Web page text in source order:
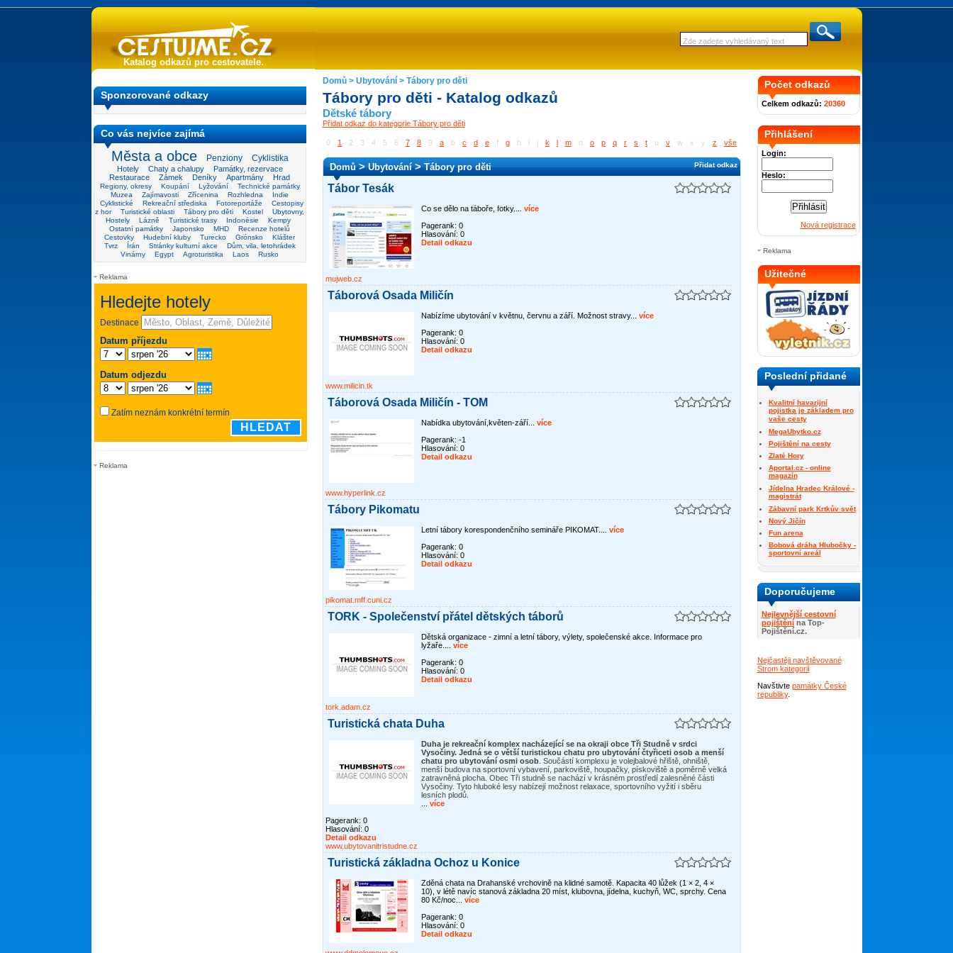
Katalog odkazů pro cestovatele.
Sponzorované odkazy
Co vás nejvíce zajímá
Města a obce Penziony Cyklistika
Hotely Chaty a chalupy
Památky, rezervace
Restaurace
Zámek Deníky Apartmány Hrad
Regiony, okresy Koupání Lyžování
Technické památky
Muzea
Zajímavosti Zřícenina Rozhledna
Indie
Cyklistické
Rekreační střediska Fotoreportáže
Cestopisy
z hor
Turistické oblasti Tábory pro děti Kostel
Ubytovny,
Hostely
Lázně Turistické trasy Indonésie
Kempy
Ostatní památky
Japonsko MHD
Recenze hotelů
Cestovky
Hudební kluby Turecko Grónsko
Klášter
Tvrz
Írán Stránky kulturní akce
Dům, vila, letohrádek
Vinárny
Egypt Agroturistika Laos Rusko
Reklama
Reklama
Domů> Ubytování> Tábory pro děti
Tábory pro děti - Katalog odkazů
Dětské tábory
Přidat odkaz do kategorie Tábory pro děti
0 1 2 3 4 5 6 7 8 9 a b c d e f g h i j k l m n o p q r s t u v w x y z vše
Přidat odkaz
Domů>Ubytování>Tábory pro děti
Tábor Tesák
Co se dělo na táboře, fotky....
více
Pagerank: 0
Hlasování: 0
Detail odkazu
mujweb.cz
Táborová Osada Miličín
Nabízíme ubytování v květnu, červnu a září. Možnost stravy...
více
Pagerank: 0
Hlasování: 0
Detail odkazu
www.milicin.tk
Táborová Osada Miličín - TOM
Nabídka ubytování,květen-září...
více
Pagerank: -1
Hlasování: 0
Detail odkazu
www.hyperlink.cz
Tábory Pikomatu
Letní tábory korespondenčního semináře PIKOMAT....
více
Pagerank: 0
Hlasování: 0
Detail odkazu
pikomat.mff.cuni.cz
TORK - Společenství přátel dětských táborů
Dětská organizace - zimní a letní tábory, výlety, společenské akce. Informace pro
lyžaře....
více
Pagerank: 0
Hlasování: 0
Detail odkazu
tork.adam.cz
Turistická chata Duha
Duha je rekreační komplex nacházející se na okraji obce Tři Studně v srdci
Vysočiny. Jedná se o větší turistickou chatu pro ubytování čtyřiceti osob a menší
chatu pro ubytování osmi osob. Součástí komplexu je volejbalové hřiště, ohniště,
menší budova na sportovní vybavení, parkoviště, houpačky, pískoviště a poměrně velká
zatravněná plocha. Obec Tři studně se nachází v krásném prostředí zalesněné části
Vysočiny. Tyto hluboké lesy nabízejí možnost relaxace, sportovního vyžití i sběru
lesních plodů.
více
Pagerank: 0
Hlasování: 0
Detail odkazu
www.ubytovanitristudne.cz
Turistická základna Ochoz u Konice
Zděná chata na Drahanské vrchovině na klidné samotě. Kapacita 40 lůžek (1 × 2, 4 ×
10), v létě navíc stanová základna 20 míst, klubovna, jídelna, kuchyň, WC, sprchy. Cena
80 Kč/noc...
více
Pagerank: 0
Hlasování: 0
Detail odkazu
Počet odkazů
Celkem odkazů: 20360
Přihlášení
Login:
Heslo:
Nová registrace
Reklama
Užitečné
Poslední přidané
Kvalitní havarijní
pojistka je základem pro
vaše cesty
MegaUbytko.cz
Pojištění na cesty
Zlaté Hory
Aportal.cz - online
magazín
Jídelna Hradec Králové -
magistrát
Zábavní park Krtkův svět
Nový Jičín
Fun arena
Bobová dráha Hlubočky -
sportovní areál
Doporučujeme
Nejlevnější cestovní
pojištěnína Top-
Pojištění.cz.
Nejčastěji navštěvované
Strom kategorií
Navštivte památky České
republiky.